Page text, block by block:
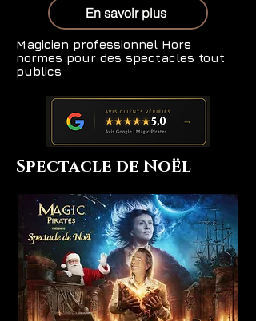
En savoir plus
Magicien professionnel Hors
normes pour des spectacles tout
publics
Spectacle de Noël